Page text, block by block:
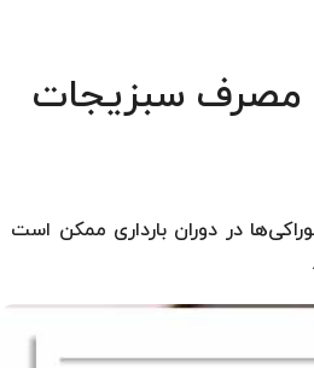
مصرف سبزیجات
در دوران بارداری ممکن است